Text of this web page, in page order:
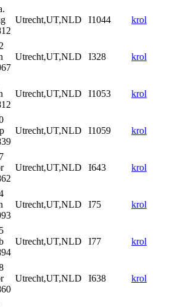
Utrecht,UT,NLD I1044 krol
Utrecht,UT,NLD I328 krol
Utrecht,UT,NLD I1053 krol
Utrecht,UT,NLD I1059 krol
Utrecht,UT,NLD I643 krol
Utrecht,UT,NLD I75 krol
Utrecht,UT,NLD I77 krol
Utrecht,UT,NLD I638 krol